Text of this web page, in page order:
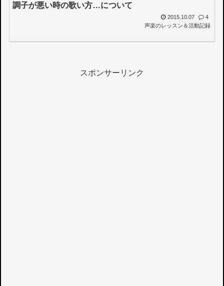
調子が悪い時の歌い方…について
2015.10.07
4
声楽のレッスン＆活動記録
スポンサーリンク